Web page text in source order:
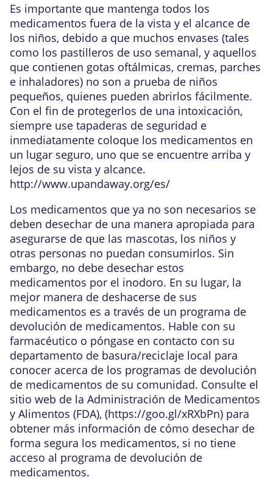
Es importante que mantenga todos los
medicamentos fuera de la vista y el alcance de
los niños, debido a que muchos envases (tales
como los pastilleros de uso semanal, y aquellos
que contienen gotas oftálmicas, cremas, parches
e inhaladores) no son a prueba de niños
pequeños, quienes pueden abrirlos fácilmente.
Con el fin de protegerlos de una intoxicación,
siempre use tapaderas de seguridad e
inmediatamente coloque los medicamentos en
un lugar seguro, uno que se encuentre arriba y
lejos de su vista y alcance.
http://www.upandaway.org/es/
Los medicamentos que ya no son necesarios se
deben desechar de una manera apropiada para
asegurarse de que las mascotas, los niños y
otras personas no puedan consumirlos. Sin
embargo, no debe desechar estos
medicamentos por el inodoro. En su lugar, la
mejor manera de deshacerse de sus
medicamentos es a través de un programa de
devolución de medicamentos. Hable con su
farmacéutico o póngase en contacto con su
departamento de basura/reciclaje local para
conocer acerca de los programas de devolución
de medicamentos de su comunidad. Consulte el
sitio web de la Administración de Medicamentos
y Alimentos (FDA), (https://goo.gl/xRXbPn) para
obtener más información de cómo desechar de
forma segura los medicamentos, si no tiene
acceso al programa de devolución de
medicamentos.